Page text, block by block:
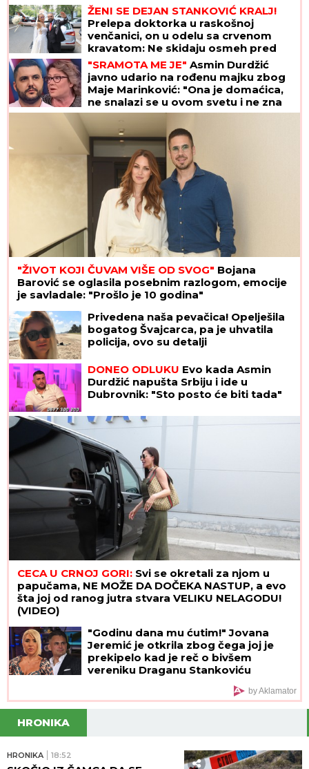
ŽENI SE DEJAN STANKOVIĆ KRALJ!
Prelepa doktorka u raskošnoj
venčanici, on u odelu sa crvenom
kravatom: Ne skidaju osmeh pred
crkveno venčanje
"SRAMOTA ME JE" Asmin Durdžić
javno udario na rođenu majku zbog
Maje Marinković: "Ona je domaćica,
ne snalazi se u ovom svetu i ne zna
da prestane"
"ŽIVOT KOJI ČUVAM VIŠE OD SVOG" Bojana
Barović se oglasila posebnim razlogom, emocije
je savladale: "Prošlo je 10 godina"
Privedena naša pevačica! Opelješila
bogatog Švajcarca, pa je uhvatila
policija, ovo su detalji
DONEO ODLUKU Evo kada Asmin
Durdžić napušta Srbiju i ide u
Dubrovnik: "Sto posto će biti tada"
CECA U CRNOJ GORI: Svi se okretali za njom u
papučama, NE MOŽE DA DOČEKA NASTUP, a evo
šta joj od ranog jutra stvara VELIKU NELAGODU!
(VIDEO)
"Godinu dana mu ćutim!" Jovana
Jeremić je otkrila zbog čega joj je
prekipelo kad je reč o bivšem
vereniku Draganu Stankoviću
by Aklamator
HRONIKA
HRONIKA 18:52